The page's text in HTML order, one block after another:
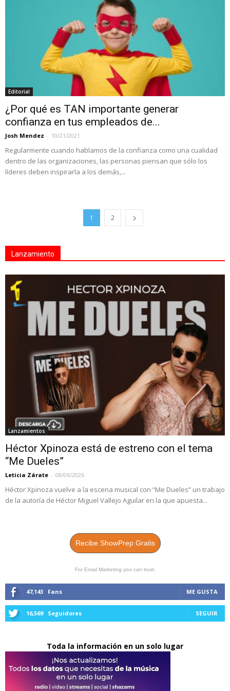
Editorial
¿Por qué es TAN importante generar
confianza en tus empleados de...
Josh Mendez - 10/21/2021
Regularmente cuando hablamos de la confianza como una cualidad
dentro de las organizaciones, las personas piensan que sólo los
líderes deben inspirarla a los demás,...
1 2
Lanzamiento
Lanzamientos
Héctor Xpinoza está de estreno con el tema
“Me Dueles”
Leticia Zárate - 08/06/2026
Héctor Xpinoza vuelve a la escena musical con “Me Dueles” un trabajo
de la autoría de Héctor Miguel Vallejo Aguilar en la que apuesta...
Recibe ShowPrep Gratis
For Email Marketing you can trust.
47,143 Fans ME GUSTA
16,569 Seguidores SEGUIR
Toda la información en un solo lugar